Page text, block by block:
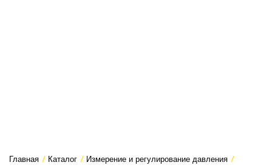
Главная / Каталог / Измерение и регулирование давления /